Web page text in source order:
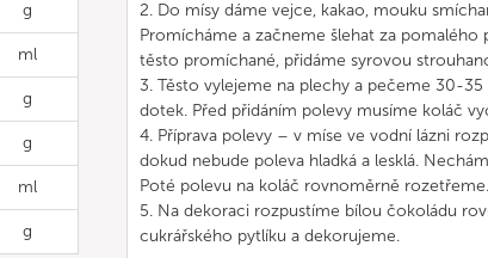
g
ml
g
g
ml
g
2. Do mísy dáme vejce, kakao, mouku
Promícháme a začneme šlehat za pomalého
těsto promíchané, přidáme syrovou
3. Těsto vylejeme na plechy a pečeme 30-
dotek. Před přidáním polevy musíme koláč
4. Příprava polevy – v míse ve vodní lázni
dokud nebude poleva hladká a lesklá.
Poté polevu na koláč rovnoměrně rozetřeme.
5. Na dekoraci rozpustíme bílou čokoládu
cukrářského pytlíku a dekorujeme.